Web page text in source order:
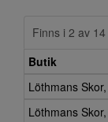
Finns i 2 av
Butik
Löthmans
Löthmans